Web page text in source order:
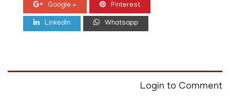
Google + Pinterest
LinkedIn Whatsapp
Login to Comment